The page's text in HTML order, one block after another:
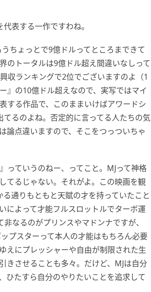
表する一作ですわね。
ちょっとで9億ドルってところまできて
のトータルは9億ドル超え間違いなしって
収ランキングで2位でございますのよ（1
』の10億ドル超えなので、実写ではマイ
する作品で、このままいけばアワードシ
るのよね。否定的に言ってる人たちの気
論点違いますので、そこをつっついちゃ
っていうのねー、ってこと。MJって神格
てるじゃない。それがよ。この映画を観
通りもともと天賦の才を持っていたこと
によって才能フルスロットルでターボ運
なるのがプリンスやマドンナですが、
プスターって本人の才能はもちろん必要
えにプレッシャーや自由が制限された生
きさせることも多々。だけど、MJは自分
ひたすら自分のやりたいことを追求して